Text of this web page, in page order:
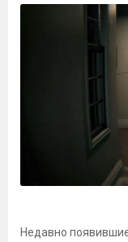
Недавно